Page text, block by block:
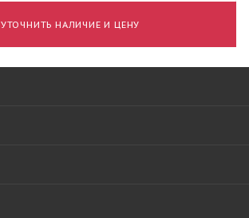
УТОЧНИТЬ НАЛИЧИЕ И ЦЕНУ